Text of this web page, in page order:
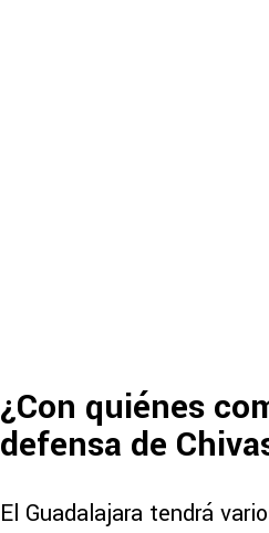
¿Con quiénes
defensa de
El Guadalajara tendrá